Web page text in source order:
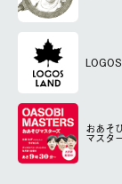
おあそ
マスタ